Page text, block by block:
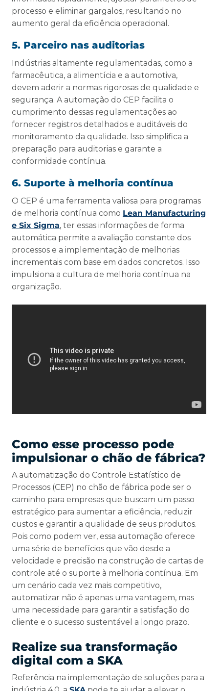
processo e eliminar gargalos, resultando no
aumento geral da eficiência operacional.
5. Parceiro nas auditorias
Indústrias altamente regulamentadas, como a
farmacêutica, a alimentícia e a automotiva,
devem aderir a normas rigorosas de qualidade e
segurança. A automação do CEP facilita o
cumprimento dessas regulamentações ao
fornecer registros detalhados e auditáveis do
monitoramento da qualidade. Isso simplifica a
preparação para auditorias e garante a
conformidade contínua.
6. Suporte à melhoria contínua
O CEP é uma ferramenta valiosa para programas
de melhoria contínua como Lean Manufacturing
e Six Sigma, ter essas informações de forma
automática permite a avaliação constante dos
processos e a implementação de melhorias
incrementais com base em dados concretos. Isso
impulsiona a cultura de melhoria contínua na
organização.
Como esse processo pode
impulsionar o chão de fábrica?
A automatização do Controle Estatístico de
Processos (CEP) no chão de fábrica pode ser o
caminho para empresas que buscam um passo
estratégico para aumentar a eficiência, reduzir
custos e garantir a qualidade de seus produtos.
Pois como podem ver, essa automação oferece
uma série de benefícios que vão desde a
velocidade e precisão na construção de cartas de
controle até o suporte à melhoria contínua. Em
um cenário cada vez mais competitivo,
automatizar não é apenas uma vantagem, mas
uma necessidade para garantir a satisfação do
cliente e o sucesso sustentável a longo prazo.
Realize sua transformação
digital com a SKA
Referência na implementação de soluções para a